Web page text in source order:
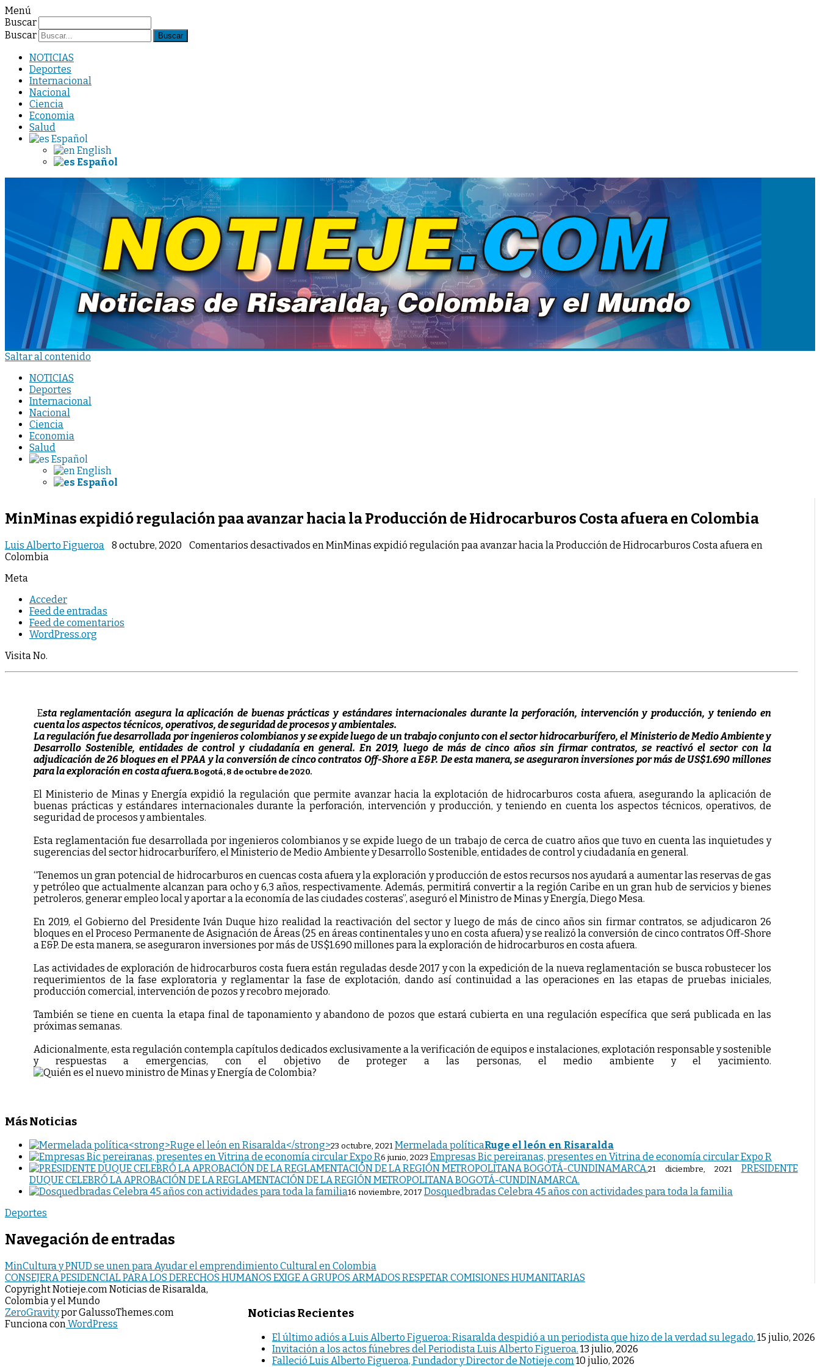
Menú
Buscar
Buscar
NOTICIAS
Deportes
Internacional
Nacional
Ciencia
Economia
Salud
Español
English
Español
Saltar al contenido
NOTICIAS
Deportes
Internacional
Nacional
Ciencia
Economia
Salud
Español
English
Español
MinMinas expidió regulación paa avanzar hacia la Producción de Hidrocarburos Costa afuera en Colombia
Luis Alberto Figueroa 8 octubre, 2020 Comentarios desactivados en MinMinas expidió regulación paa avanzar hacia la Producción de Hidrocarburos Costa afuera en
Colombia
Meta
Acceder
Feed de entradas
Feed de comentarios
WordPress.org
Visita No.
Esta reglamentación asegura la aplicación de buenas prácticas y estándares internacionales durante la perforación, intervención y producción, y teniendo en
cuenta los aspectos técnicos, operativos, de seguridad de procesos y ambientales.
La regulación fue desarrollada por ingenieros colombianos y se expide luego de un trabajo conjunto con el sector hidrocarburífero, el Ministerio de Medio Ambiente y
Desarrollo Sostenible, entidades de control y ciudadanía en general. En 2019, luego de más de cinco años sin firmar contratos, se reactivó el sector con la
adjudicación de 26 bloques en el PPAA y la conversión de cinco contratos Off-Shore a E&P. De esta manera, se aseguraron inversiones por más de US$1.690 millones
para la exploración en costa afuera.Bogotá, 8 de octubre de 2020.
El Ministerio de Minas y Energía expidió la regulación que permite avanzar hacia la explotación de hidrocarburos costa afuera, asegurando la aplicación de
buenas prácticas y estándares internacionales durante la perforación, intervención y producción, y teniendo en cuenta los aspectos técnicos, operativos, de
seguridad de procesos y ambientales.
Esta reglamentación fue desarrollada por ingenieros colombianos y se expide luego de un trabajo de cerca de cuatro años que tuvo en cuenta las inquietudes y
sugerencias del sector hidrocarburífero, el Ministerio de Medio Ambiente y Desarrollo Sostenible, entidades de control y ciudadanía en general.
“Tenemos un gran potencial de hidrocarburos en cuencas costa afuera y la exploración y producción de estos recursos nos ayudará a aumentar las reservas de gas
y petróleo que actualmente alcanzan para ocho y 6,3 años, respectivamente. Además, permitirá convertir a la región Caribe en un gran hub de servicios y bienes
petroleros, generar empleo local y aportar a la economía de las ciudades costeras”, aseguró el Ministro de Minas y Energía, Diego Mesa.
En 2019, el Gobierno del Presidente Iván Duque hizo realidad la reactivación del sector y luego de más de cinco años sin firmar contratos, se adjudicaron 26
bloques en el Proceso Permanente de Asignación de Áreas (25 en áreas continentales y uno en costa afuera) y se realizó la conversión de cinco contratos Off-Shore
a E&P. De esta manera, se aseguraron inversiones por más de US$1.690 millones para la exploración de hidrocarburos en costa afuera.
Las actividades de exploración de hidrocarburos costa fuera están reguladas desde 2017 y con la expedición de la nueva reglamentación se busca robustecer los
requerimientos de la fase exploratoria y reglamentar la fase de explotación, dando así continuidad a las operaciones en las etapas de pruebas iniciales,
producción comercial, intervención de pozos y recobro mejorado.
También se tiene en cuenta la etapa final de taponamiento y abandono de pozos que estará cubierta en una regulación específica que será publicada en las
próximas semanas.
Adicionalmente, esta regulación contempla capítulos dedicados exclusivamente a la verificación de equipos e instalaciones, explotación responsable y sostenible
y respuestas a emergencias, con el objetivo de proteger a las personas, el medio ambiente y el yacimiento.
Más Noticias
23 octubre, 2021Mermelada políticaRuge el león en Risaralda
6 junio, 2023 Empresas Bic pereiranas, presentes en Vitrina de economía circular Expo R
21 diciembre, 2021
PRESIDENTE
DUQUE CELEBRÓ LA APROBACIÓN DE LA REGLAMENTACIÓN DE LA REGIÓN METROPOLITANA BOGOTÁ-CUNDINAMARCA.
16 noviembre, 2017 Dosquedbradas Celebra 45 años con actividades para toda la familia
Deportes
Navegación de entradas
MinCultura y PNUD se unen para Ayudar el emprendimiento Cultural en Colombia
CONSEJERA PESIDENCIAL PARA LOS DERECHOS HUMANOS EXIGE A GRUPOS ARMADOS RESPETAR COMISIONES HUMANITARIAS
Noticias Recientes
El último adiós a Luis Alberto Figueroa: Risaralda despidió a un periodista que hizo de la verdad su legado. 15 julio, 2026
Invitación a los actos fúnebres del Periodista Luis Alberto Figueroa. 13 julio, 2026
Falleció Luis Alberto Figueroa, Fundador y Director de Notieje.com 10 julio, 2026
Copyright Notieje.com Noticias de Risaralda,
Colombia y el Mundo
ZeroGravitypor GalussoThemes.com
Funciona conWordPress